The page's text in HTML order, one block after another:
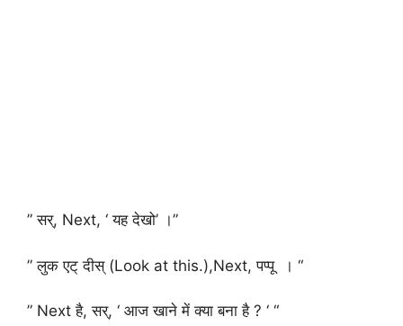
” सर्, Next, ‘ यह देखो’ ।”
” लुक एट् दीस् (Look at this.),Next, पप्पू । “
” Next है, सर्, ‘ आज खाने में क्या बना है ? ‘ “